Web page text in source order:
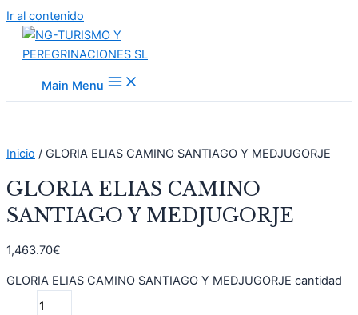
Ir al contenido
Main Menu
Inicio / GLORIA ELIAS CAMINO SANTIAGO Y MEDJUGORJE
GLORIA ELIAS CAMINO
SANTIAGO Y MEDJUGORJE
1,463.70€
GLORIA ELIAS CAMINO SANTIAGO Y MEDJUGORJE cantidad